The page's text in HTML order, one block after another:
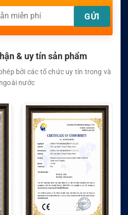
& uy tín sản phẩm
bởi các tổ chức uy tín trong và
ngoài nước